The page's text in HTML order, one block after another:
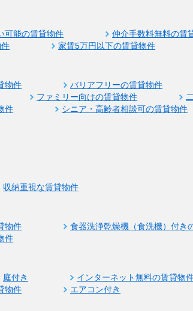
可能の賃貸物件 仲介手数料無料の賃
家賃5万円以下の賃貸物件
物件 バリアフリーの賃貸物件
ファミリー向けの賃貸物件
件
シニア・高齢者相談可の賃貸物件
収納重視な賃貸物件
物件 食器洗浄乾燥機（食洗機）付き
件
庭付き インターネット無料の賃貸物
物件
エアコン付き